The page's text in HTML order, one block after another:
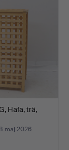
Hafa, trä,
maj 2026